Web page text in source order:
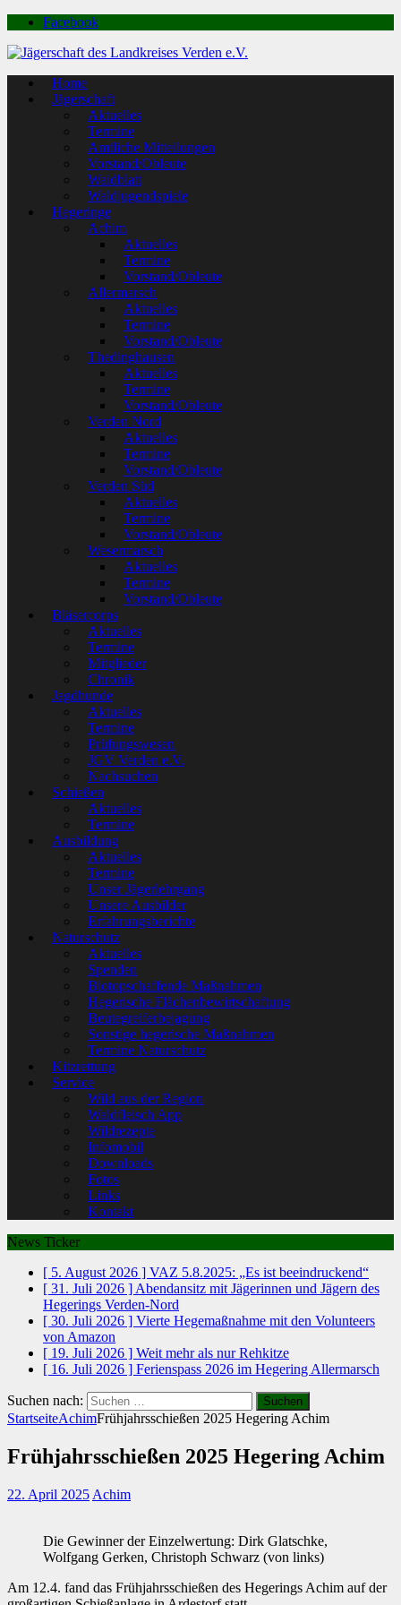
Facebook
Home
Jägerschaft
Aktuelles
Termine
Amtliche Mitteilungen
Vorstand/Obleute
Waidblatt
Waldjugendspiele
Hegeringe
Achim
Aktuelles
Termine
Vorstand/Obleute
Allermarsch
Aktuelles
Termine
Vorstand/Obleute
Thedinghausen
Aktuelles
Termine
Vorstand/Obleute
Verden Nord
Aktuelles
Termine
Vorstand/Obleute
Verden Süd
Aktuelles
Termine
Vorstand/Obleute
Wesermarsch
Aktuelles
Termine
Vorstand/Obleute
Bläsercorps
Aktuelles
Termine
Mitglieder
Chronik
Jagdhunde
Aktuelles
Termine
Prüfungswesen
JGV Verden e.V.
Nachsuchen
Schießen
Aktuelles
Termine
Ausbildung
Aktuelles
Termine
Unser Jägerlehrgang
Unsere Ausbilder
Erfahrungsberichte
Naturschutz
Aktuelles
Spenden
Biotopschaffende Maßnahmen
Hegerische Flächenbewirtschaftung
Beutegreiferbejagung
Sonstige hegerische Maßnahmen
Termine Naturschutz
Kitzrettung
Service
Wild aus der Region
Waldfleisch App
Wildrezepte
Infomobil
Downloads
Fotos
Links
Kontakt
News Ticker
[ 5. August 2026 ] VAZ 5.8.2025: „Es ist beeindruckend“
[ 31. Juli 2026 ] Abendansitz mit Jägerinnen und Jägern des
Hegerings Verden-Nord
[ 30. Juli 2026 ] Vierte Hegemaßnahme mit den Volunteers
von Amazon
[ 19. Juli 2026 ] Weit mehr als nur Rehkitze
[ 16. Juli 2026 ] Ferienspass 2026 im Hegering Allermarsch
Suchen nach:
StartseiteAchimFrühjahrsschießen 2025 Hegering Achim
Frühjahrsschießen 2025 Hegering Achim
22. April 2025 Achim
Die Gewinner der Einzelwertung: Dirk Glatschke,
Wolfgang Gerken, Christoph Schwarz (von links)
Am 12.4. fand das Frühjahrsschießen des Hegerings Achim auf der